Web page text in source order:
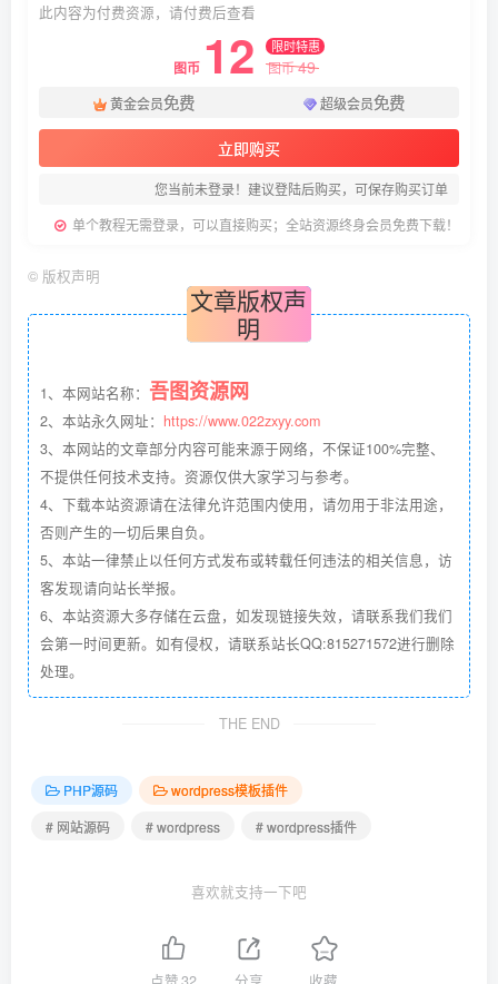
此内容为付费资源，请付费后查看
图币 12 限时特惠
图币49
黄金会员免费 超级会员免费
立即购买
您当前未登录！建议登陆后购买，可保存购买订单
单个教程无需登录，可以直接购买；全站资源终身会员免费下载！
© 版权声明
文章版权声
明
1、本网站名称： 吾图资源网
2、本站永久网址： https://www.022zxyy.com
3、本网站的文章部分内容可能来源于网络，不保证100%完整、
不提供任何技术支持。资源仅供大家学习与参考。
4、下载本站资源请在法律允许范围内使用，请勿用于非法用途，
否则产生的一切后果自负。
5、本站一律禁止以任何方式发布或转载任何违法的相关信息，访
客发现请向站长举报。
6、本站资源大多存储在云盘，如发现链接失效，请联系我们我们
会第一时间更新。如有侵权，请联系站长QQ:815271572进行删除
处理。
THE END
PHP源码
wordpress模板插件
# 网站源码
# wordpress # wordpress插件
喜欢就支持一下吧